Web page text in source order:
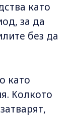
като
за да
без да
като
Колкото